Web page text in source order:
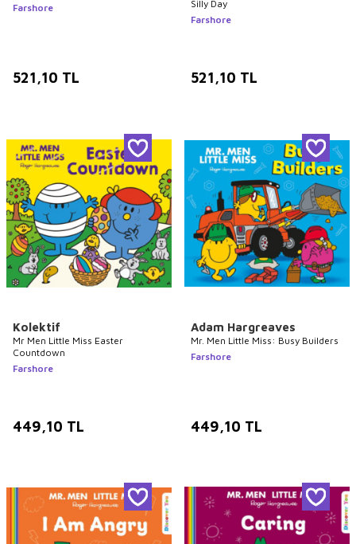
Farshore
521,10 TL
Silly Day
Farshore
521,10 TL
Kolektif
Mr Men Little Miss Easter
Countdown
Farshore
449,10 TL
Adam Hargreaves
Mr. Men Little Miss: Busy Builders
Farshore
449,10 TL